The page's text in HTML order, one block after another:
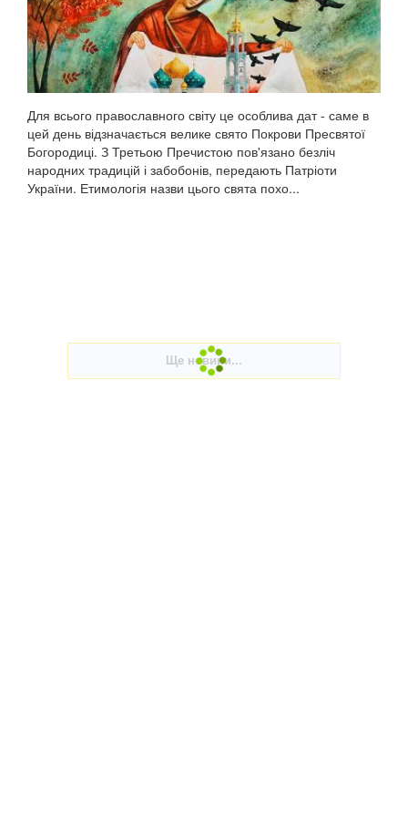
Для всього православного світу це особлива дат - саме в
цей день відзначається велике свято Покрови Пресвятої
Богородиці. З Третьою Пречистою пов'язано безліч
народних традицій і забобонів, передають Патріоти
України. Етимологія назви цього свята похо...